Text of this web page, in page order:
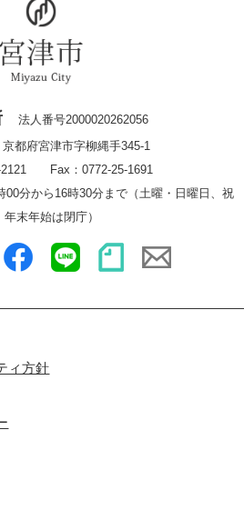
ィ方針
法人番号2000020262056
都府宮津市字柳縄手345-1
2121 Fax：0772-25-1691
00分から16時30分まで（土曜・日曜日、祝
年末年始は閉庁）